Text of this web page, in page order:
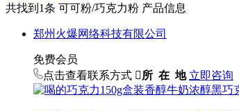
共找到 1条 可可粉/巧克力粉 产品信息
郑州火爆网络科技有限公司
免费会员
点击查看联系方式 所 在 地 立即咨询